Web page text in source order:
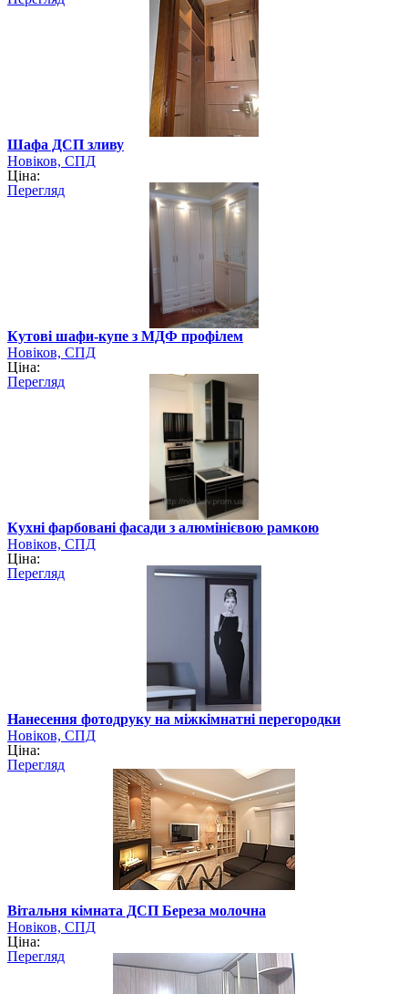
Шафа ДСП зливу
Новіков, СПД
Ціна:
Перегляд
Кутові шафи-купе з МДФ профілем
Новіков, СПД
Ціна:
Перегляд
Кухні фарбовані фасади з алюмінієвою рамкою
Новіков, СПД
Ціна:
Перегляд
Нанесення фотодруку на міжкімнатні перегородки
Новіков, СПД
Ціна:
Перегляд
Вітальня кімната ДСП Береза молочна
Новіков, СПД
Ціна:
Перегляд